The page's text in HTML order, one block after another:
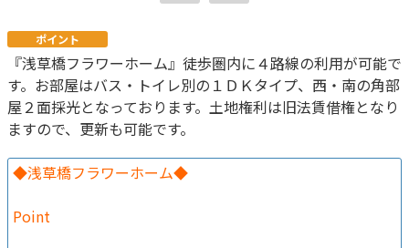
ポイント
『浅草橋フラワーホーム』徒歩圏内に４路線の利用が可能で
す。お部屋はバス・トイレ別の１ＤＫタイプ、西・南の角部
屋２面採光となっております。土地権利は旧法賃借権となり
ますので、更新も可能です。
◆浅草橋フラワーホーム◆
Point